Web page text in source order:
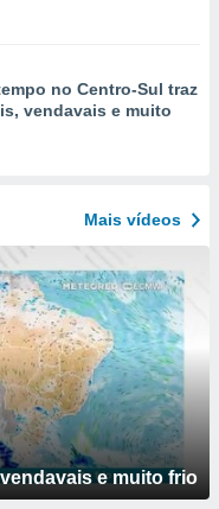
no Centro-Sul traz
vendavais e muito
Mais vídeos
e muito frio